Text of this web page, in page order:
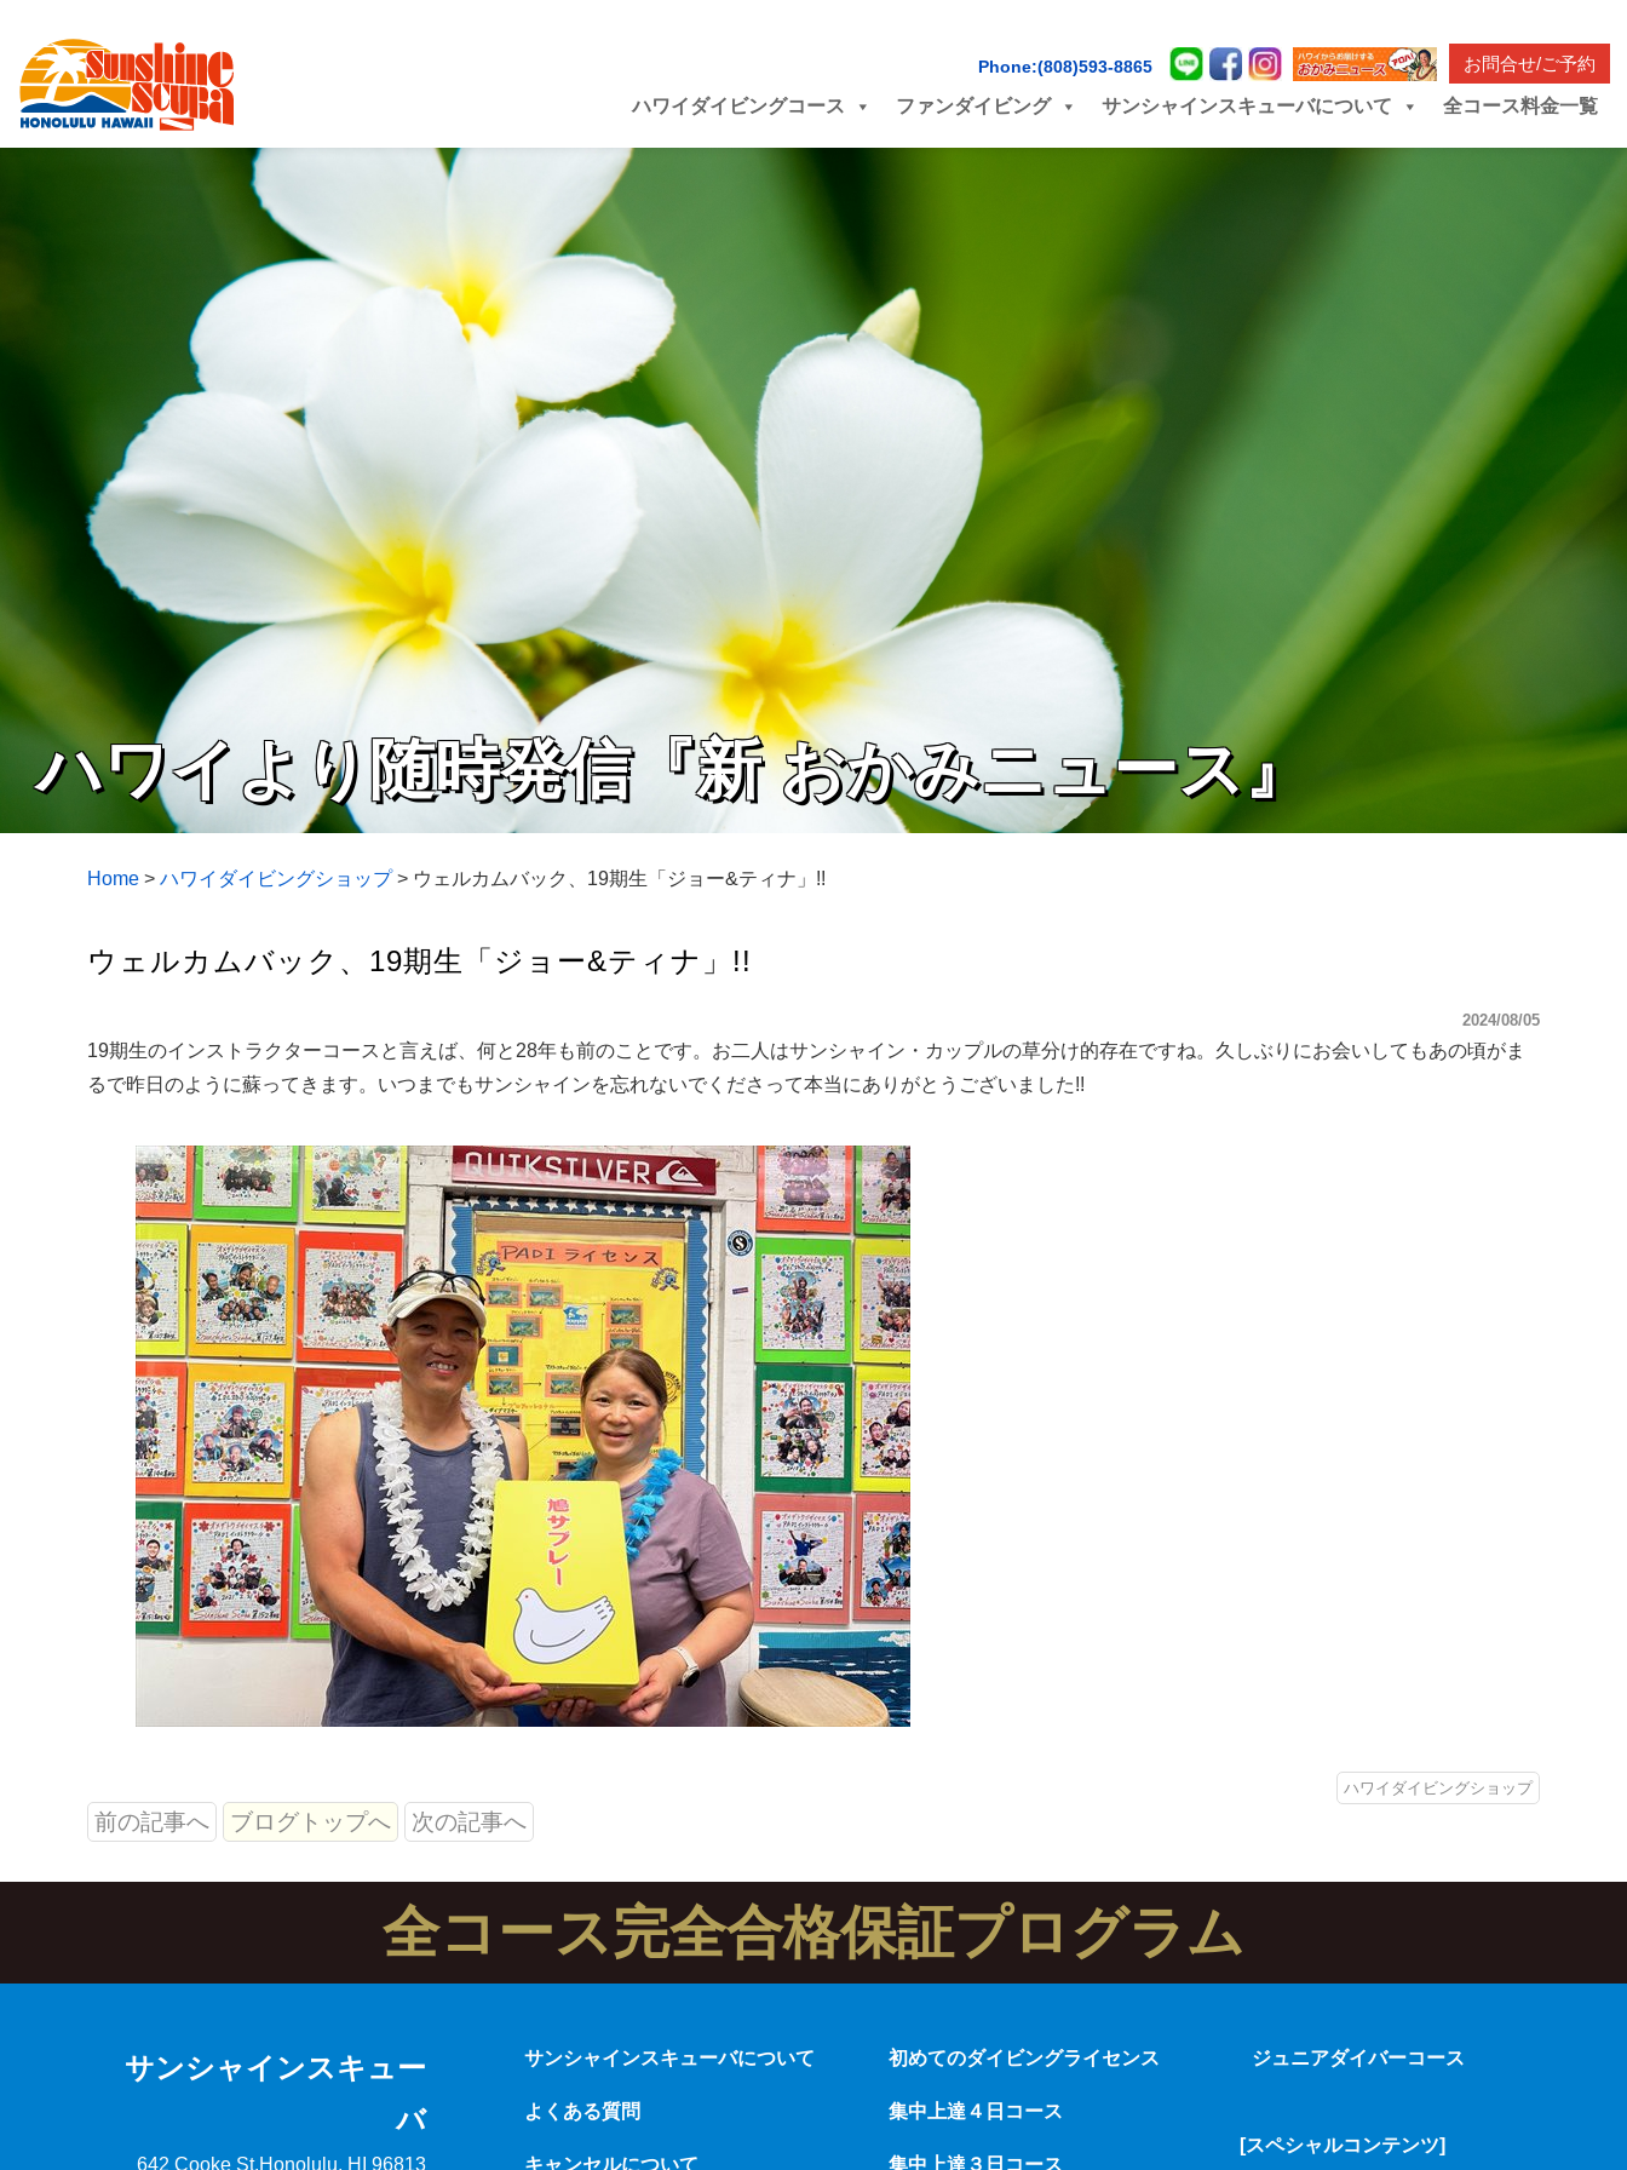
Phone:(808)593-8865 お問合せ/ご予約
ハワイダイビングコース ファンダイビング サンシャインスキューバについて 全コース料金一覧
ハワイより随時発信『新 おかみニュース』
Home > ハワイダイビングショップ> ウェルカムバック、19期生「ジョー&ティナ」!!
ウェルカムバック、19期生「ジョー&ティナ」!!
2024/08/05
19期生のインストラクターコースと言えば、何と28年も前のことです。お二人はサンシャイン・カップルの草分け的存在ですね。久しぶりにお会いしてもあの頃がま
るで昨日のように蘇ってきます。いつまでもサンシャインを忘れないでくださって本当にありがとうございました!!
ハワイダイビングショップ
前の記事へ ブログトップへ 次の記事へ
全コース完全合格保証プログラム
サンシャインスキュー
バ
642 Cooke St.Honolulu, HI 96813
サンシャインスキューバについて
よくある質問
キャンセルについて
初めてのダイビングライセンス
集中上達４日コース
集中上達３日コース
ジュニアダイバーコース
[スペシャルコンテンツ]